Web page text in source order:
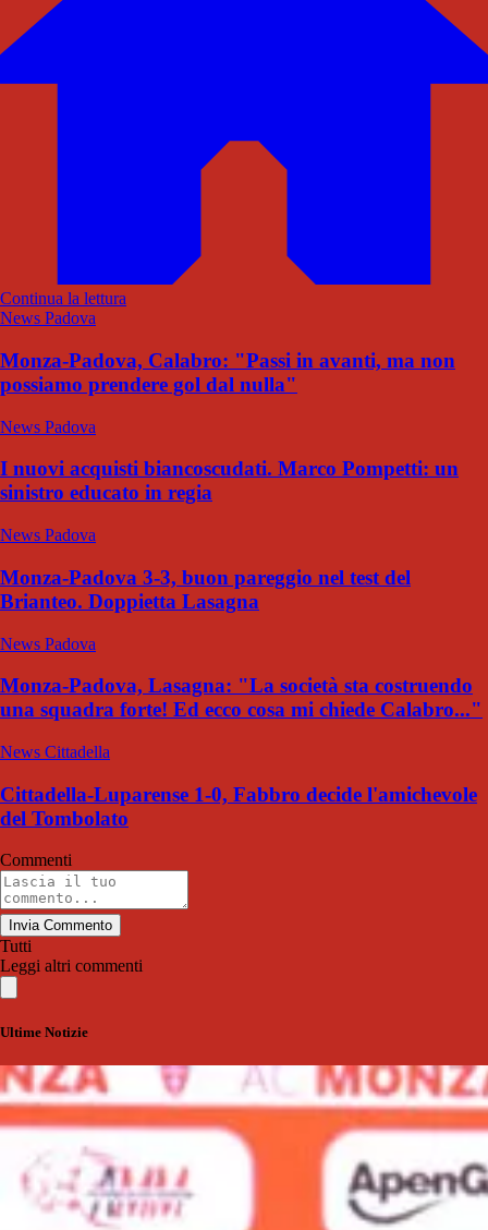
Continua la lettura
News Padova
Monza-Padova, Calabro: "Passi in avanti, ma non
possiamo prendere gol dal nulla"
News Padova
I nuovi acquisti biancoscudati. Marco Pompetti: un
sinistro educato in regia
News Padova
Monza-Padova 3-3, buon pareggio nel test del
Brianteo. Doppietta Lasagna
News Padova
Monza-Padova, Lasagna: "La società sta costruendo
una squadra forte! Ed ecco cosa mi chiede Calabro..."
News Cittadella
Cittadella-Luparense 1-0, Fabbro decide l'amichevole
del Tombolato
Commenti
Invia Commento
Tutti
Leggi altri commenti
Ultime Notizie